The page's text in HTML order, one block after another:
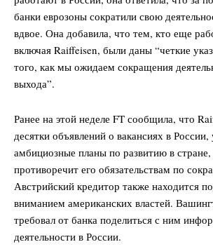
банки еврозоны сократили свою
вдвое. Она добавила, что тем, кто еще
включая Raiffeisen, были даны “четкие
того, как мы ожидаем сокращения
выхода”.
Ранее на этой неделе FT сообщила, что
десятки объявлений о вакансиях в России,
амбициозные планы по развитию в стране,
противоречит его обязательствам по
Австрийский кредитор также находится
вниманием американских властей.
требовал от банка поделиться с ним
деятельности в России.